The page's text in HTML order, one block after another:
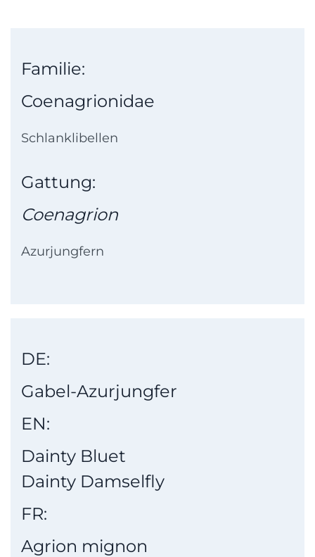
Familie:
Coenagrionidae
Schlanklibellen
Gattung:
Coenagrion
Azurjungfern
DE:
Gabel-Azurjungfer
EN:
Dainty Bluet
Dainty Damselfly
FR:
Agrion mignon